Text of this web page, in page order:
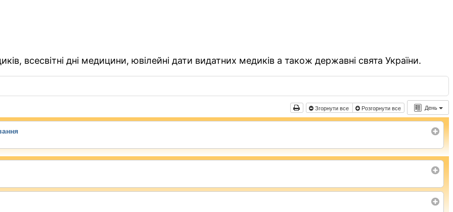
всесвітні дні медицини, ювілейні дати видатних медиків а також державні свята України.
День
Згорнути все Розгорнути все